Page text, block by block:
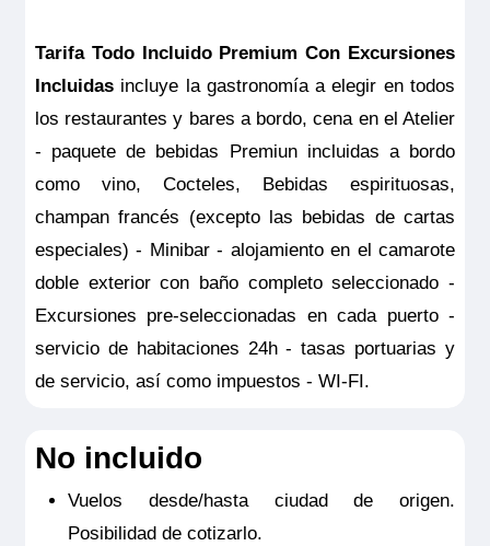
Tarifa Todo Incluido Premium Con Excursiones
Incluidasincluye la gastronomía a elegir en todos
los restaurantes y bares a bordo, cena en el Atelier
- paquete de bebidas Premiun incluidas a bordo
como vino, Cocteles, Bebidas espirituosas,
champan francés (excepto las bebidas de cartas
especiales) - Minibar - alojamiento en el camarote
doble exterior con baño completo seleccionado -
Excursiones pre-seleccionadas en cada puerto -
servicio de habitaciones 24h - tasas portuarias y
de servicio, así como impuestos - WI-FI.
No incluido
Vuelos desde/hasta ciudad de origen.
Posibilidad de cotizarlo.